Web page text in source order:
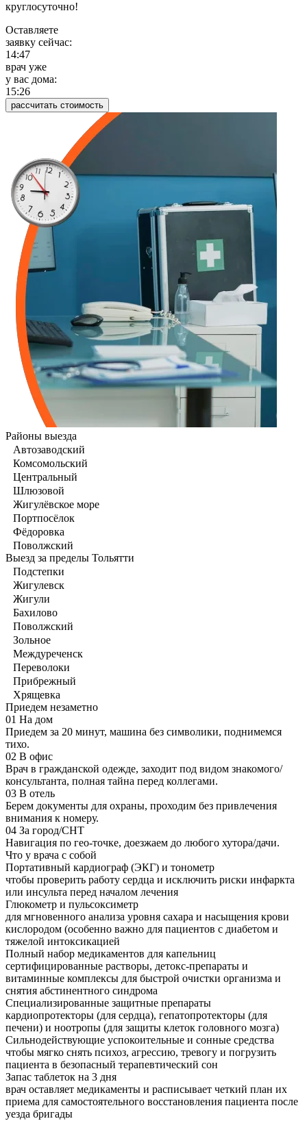
круглосуточно!
Оставляете
заявку сейчас:
14:47
врач уже
у вас дома:
15:26
рассчитать стоимость
Районы выезда
Автозаводский
Комсомольский
Центральный
Шлюзовой
Жигулёвское море
Портпосёлок
Фёдоровка
Поволжский
Выезд за пределы Тольятти
Подстепки
Жигулевск
Жигули
Бахилово
Поволжский
Зольное
Междуреченск
Переволоки
Прибрежный
Хрящевка
Приедем незаметно
01 На дом
Приедем за 20 минут, машина без символики, поднимемся
тихо.
02 В офис
Врач в гражданской одежде, заходит под видом знакомого/
консультанта, полная тайна перед коллегами.
03 В отель
Берем документы для охраны, проходим без привлечения
внимания к номеру.
04 За город/СНТ
Навигация по гео-точке, доезжаем до любого хутора/дачи.
Что у врача с собой
Портативный кардиограф (ЭКГ) и тонометр
чтобы проверить работу сердца и исключить риски инфаркта
или инсульта перед началом лечения
Глюкометр и пульсоксиметр
для мгновенного анализа уровня сахара и насыщения крови
кислородом (особенно важно для пациентов с диабетом и
тяжелой интоксикацией
Полный набор медикаментов для капельниц
сертифицированные растворы, детокс-препараты и
витаминные комплексы для быстрой очистки организма и
снятия абстинентного синдрома
Специализированные защитные препараты
кардиопротекторы (для сердца), гепатопротекторы (для
печени) и ноотропы (для защиты клеток головного мозга)
Сильнодействующие успокоительные и сонные средства
чтобы мягко снять психоз, агрессию, тревогу и погрузить
пациента в безопасный терапевтический сон
Запас таблеток на 3 дня
врач оставляет медикаменты и расписывает четкий план их
приема для самостоятельного восстановления пациента после
уезда бригады